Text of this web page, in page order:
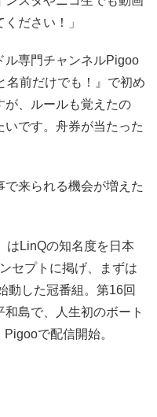
ださい！」
ル専門チャンネルPigoo
名前だけでも！』で初め
が、ルールも覚えたの
です。舟券が当たった
来られる機会が増えた
LinQの知名度を日本
セプトに掲げ、まずは
動した冠番組。第16回
島で、人生初のボート
で配信開始。